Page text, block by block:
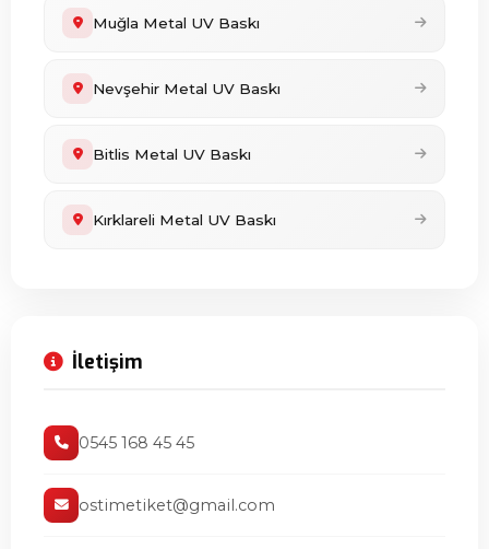
Muğla Metal UV Baskı
Nevşehir Metal UV Baskı
Bitlis Metal UV Baskı
Kırklareli Metal UV Baskı
İletişim
0545 168 45 45
ostimetiket@gmail.com